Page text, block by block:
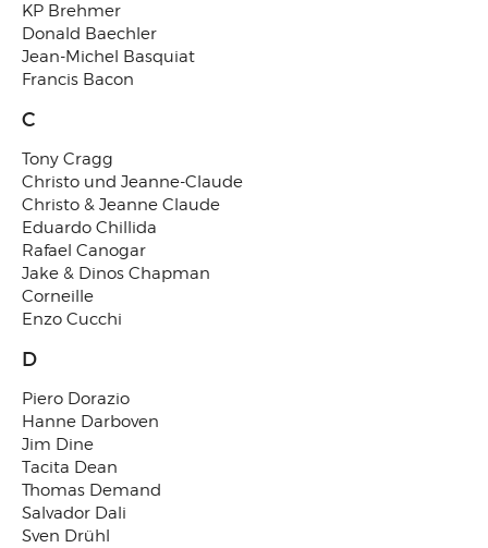
KP Brehmer
Donald Baechler
Jean-Michel Basquiat
Francis Bacon
C
Tony Cragg
Christo und Jeanne-Claude
Christo & Jeanne Claude
Eduardo Chillida
Rafael Canogar
Jake & Dinos Chapman
Corneille
Enzo Cucchi
D
Piero Dorazio
Hanne Darboven
Jim Dine
Tacita Dean
Thomas Demand
Salvador Dali
Sven Drühl